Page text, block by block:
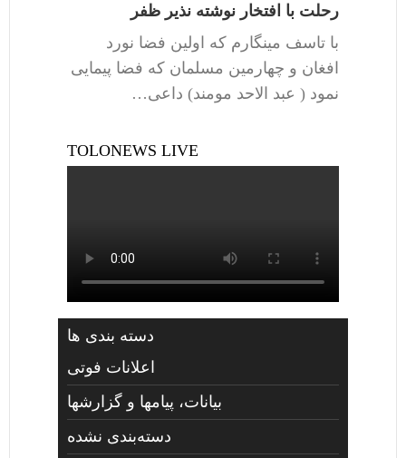
رحلت با افتخار نوشته نذیر ظفر
با تاسف مینگارم که اولین فضا نورد
افغان و چهارمین مسلمان که فضا پیمایی
نمود ( عبد الاحد مومند) داعی…
TOLONEWS LIVE
دسته بندی ها
اعلانات فوتی
بیانات، پیامها و گزارشها
دسته‌بندی نشده